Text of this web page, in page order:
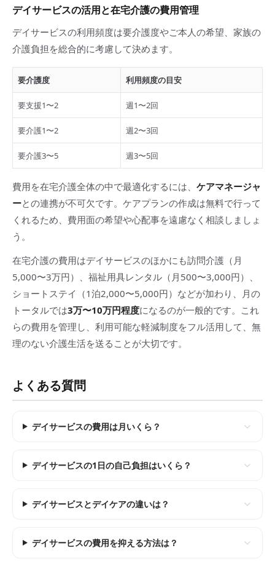
デイサービスの活用と在宅介護の費用管理
デイサービスの利用頻度は要介護度やご本人の希望、家族の
介護負担を総合的に考慮して決めます。
要介護度 利用頻度の目安
要支援1〜2 週1〜2回
要介護1〜2 週2〜3回
要介護3〜5 週3〜5回
費用を在宅介護全体の中で最適化するには、 ケアマネージャ
ーとの連携が不可欠です。ケアプランの作成は無料で行って
くれるため、費用面の希望や心配事を遠慮なく相談しましょ
う。
在宅介護の費用はデイサービスのほかにも訪問介護（月
5,000〜3万円）、福祉用具レンタル（月500〜3,000円）、
ショートステイ（1泊2,000〜5,000円）などが加わり、月の
トータルでは3万〜10万円程度になるのが一般的です。これ
らの費用を管理し、利用可能な軽減制度をフル活用して、無
理のない介護生活を送ることが大切です。
よくある質問
デイサービスの費用は月いくら？
デイサービスの1日の自己負担はいくら？
デイサービスとデイケアの違いは？
デイサービスの費用を抑える方法は？